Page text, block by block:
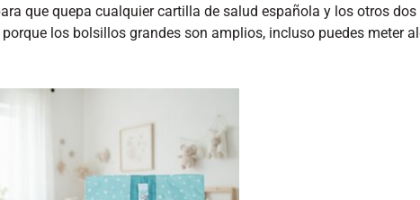
que quepa cualquier cartilla de salud española y los otros
los bolsillos grandes son amplios, incluso puedes meter